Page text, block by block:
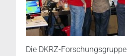
Die DKRZ-Forschungsgruppe